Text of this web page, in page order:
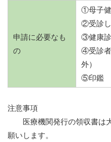
申請に必要なも
の
①母子
②受診し
③健康診
④受診者
外）
⑤印鑑
注意事項
医療機関発行の領収書は
願いします。